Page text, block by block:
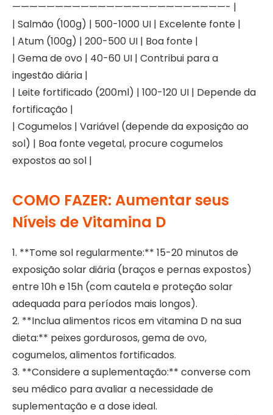
—————————————————————————- |
| Salmão (100g) | 500-1000 UI | Excelente fonte |
| Atum (100g) | 200-500 UI | Boa fonte |
| Gema de ovo | 40-60 UI | Contribui para a
ingestão diária |
| Leite fortificado (200ml) | 100-120 UI | Depende da
fortificação |
| Cogumelos | Variável (depende da exposição ao
sol) | Boa fonte vegetal, procure cogumelos
expostos ao sol |
COMO FAZER: Aumentar seus
Níveis de Vitamina D
1. **Tome sol regularmente:** 15-20 minutos de
exposição solar diária (braços e pernas expostos)
entre 10h e 15h (com cautela e proteção solar
adequada para períodos mais longos).
2. **Inclua alimentos ricos em vitamina D na sua
dieta:** peixes gordurosos, gema de ovo,
cogumelos, alimentos fortificados.
3. **Considere a suplementação:** converse com
seu médico para avaliar a necessidade de
suplementação e a dose ideal.